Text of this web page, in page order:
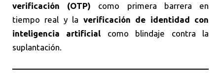
verificación (OTP) como primera barrera en
tiempo real y la verificación de identidad con
inteligencia artificial como blindaje contra la
suplantación.